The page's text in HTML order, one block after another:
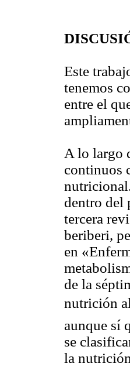
Este
tenemos
entre el
A lo largo
continuos
dentro del
tercera
beriberi,
en
de la
aunque sí
se
la